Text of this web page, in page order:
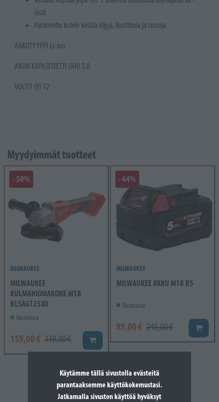
Käytämme tällä sivustolla evästeitä
parantaaksemme käyttökokemustasi.
Jatkamalla sivuston käyttöä hyväksyt
iästä
Paranneltu kotelo kestää öljyjä, liuottimia ja rasvoja
AKKUTYYPPI Li-ion
AKUN KAPASITEETTI (AH) 5.0
VOLTIT (V) 12
Myydyimmät tuotteet
- 50%
MILWAUKEE
MILWAUKEE
KULMAHIOMAKONE M18
BLSAG125X0
Varastossa
159,00 € 319,00 € Lisää koriin
- 64%
MILWAUKEE
MILWAUKEE AKKU M18 B5
Varastossa
89,00 € 245,00 € Lisää